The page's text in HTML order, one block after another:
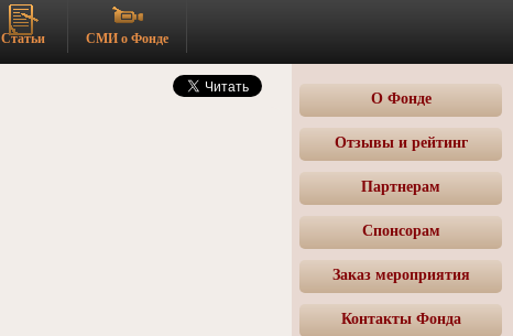
Статьи СМИ о Фонде
О Фонде
Отзывы и рейтинг
Партнерам
Спонсорам
Заказ мероприятия
Контакты Фонда